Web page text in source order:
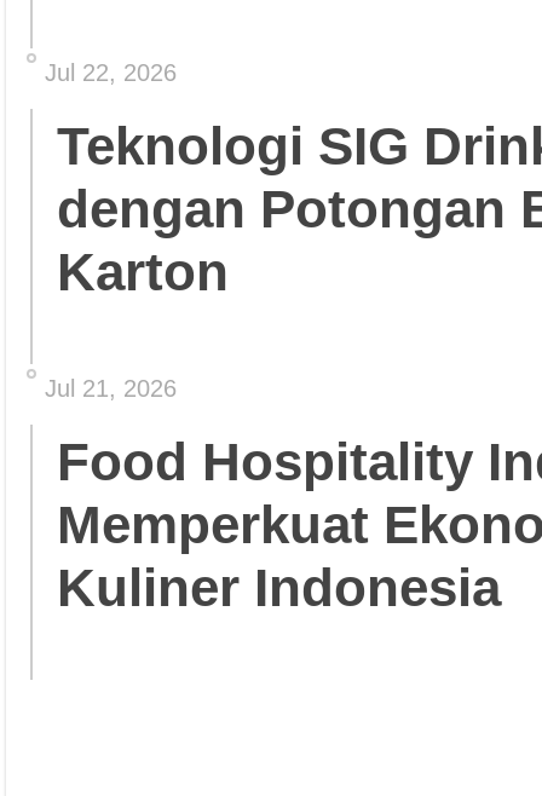
Jul 22, 2026
Teknologi SIG
dengan Potongan
Karton
Jul 21, 2026
Food Hospitality
Memperkuat
Kuliner Indonesia